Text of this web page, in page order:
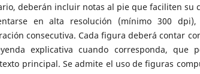
deberán incluir notas al pie que faciliten su
en alta resolución (mínimo 300
consecutiva. Cada figura deberá contar
explicativa cuando corresponda, que
principal. Se admite el uso de figuras